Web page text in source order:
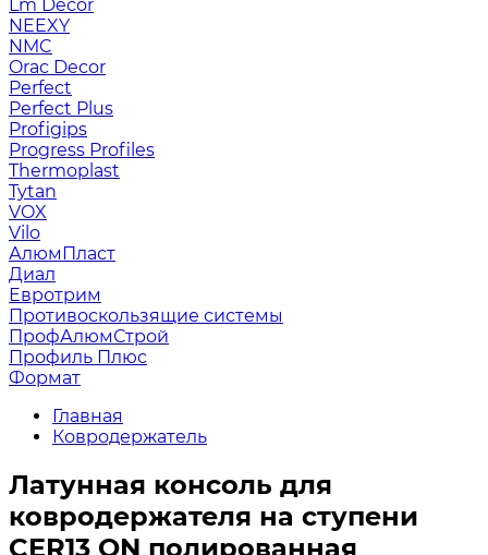
Lm Decor
NEEXY
NMC
Orac Decor
Perfect
Perfect Plus
Profigips
Progress Profiles
Thermoplast
Tytan
VOX
Vilo
АлюмПласт
Диал
Евротрим
Противоскользящие системы
ПрофАлюмСтрой
Профиль Плюс
Формат
Главная
Ковродержатель
Латунная консоль для
ковродержателя на ступени
CER13 ON полированная